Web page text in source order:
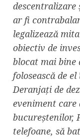
descentralizare
ar fi
legalizează
obiectiv de
blocat mai bine
folosească de
Deranjați de
eveniment
bucureștenilor,
telefoane, să